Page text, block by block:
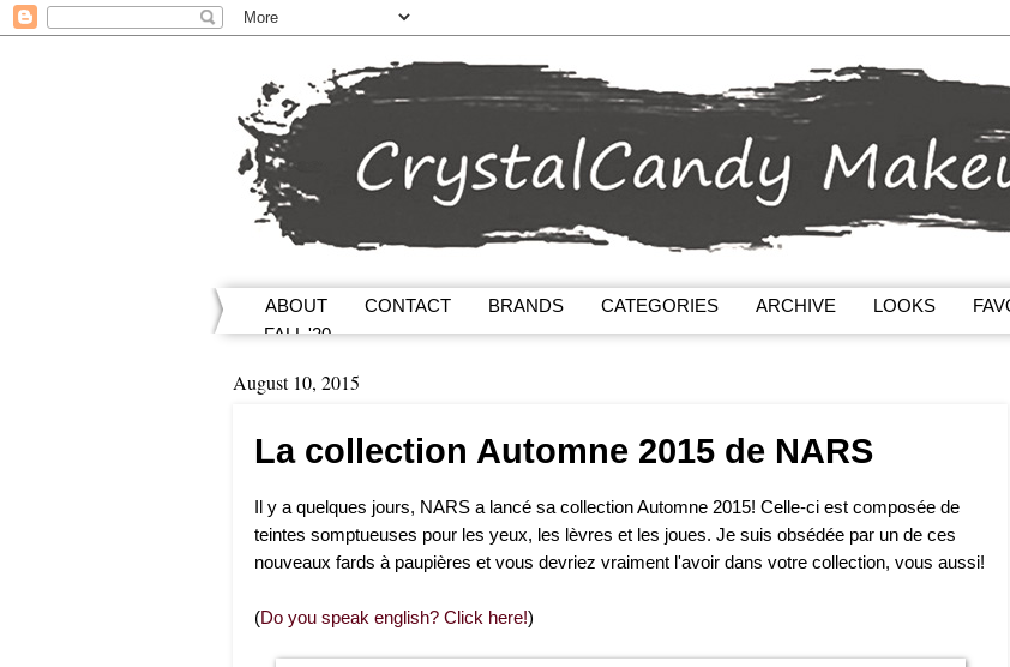
ABOUT CONTACT BRANDS CATEGORIES ARCHIVE LOOKS
FALL '20
August 10, 2015
La collection Automne 2015 de NARS
Il y a quelques jours, NARS a lancé sa collection Automne 2015! Celle-ci est composée de
teintes somptueuses pour les yeux, les lèvres et les joues. Je suis obsédée par un de ces
nouveaux fards à paupières et vous devriez vraiment l'avoir dans votre collection, vous aussi!
(Do you speak english? Click here!)